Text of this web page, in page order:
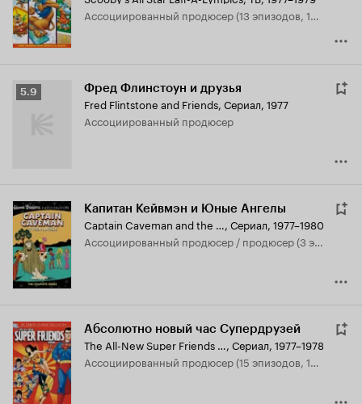
6.2
ассоциированный продюсер (13 эпизодов, 1977)
Рейтинг
5.9 Фред Флинстоун и друзья
Fred Flintstone and Friends, Сериал, 1977
ассоциированный продюсер
Капитан Кейвмэн и Юные Ангелы
Captain Caveman and the Teen Angels, Сериал, 1977–1980
ассоциированный продюсер / продюсер (3 эпизода, 1977-1980)
Абсолютно новый час Супердрузей
The All-New Super Friends Hour, Сериал, 1977–1978
ассоциированный продюсер (15 эпизодов, 1977)